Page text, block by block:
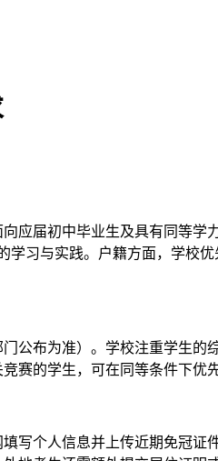
应届初中毕业生及具有同等学
学习与实践。户籍方面，学校
公布为准）。学校注重学生
赛的学生，可在同等条件下优先
写个人信息并上传近期免冠